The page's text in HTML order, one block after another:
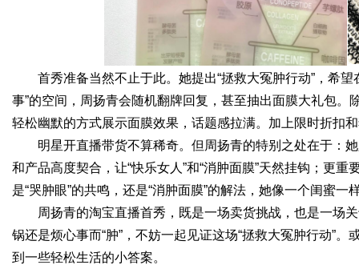
首秀准备当然不止于此。她提出“拯救大冤肿行动”，希
事”的空间，周扬青会随机翻牌回复，甚至抽出面膜大礼包。
轻松幽默的方式展示面膜效果，话题感拉满。加上限时折扣
明星开直播带货不算稀奇。但周扬青的特别之处在于：
和产品高度契合，让“快乐女人”和“消肿面膜”天然挂钩；更
是“哭肿眼”的共鸣，还是“消肿面膜”的解法，她像一个闺蜜一
周扬青的淘宝直播首秀，既是一场卖货挑战，也是一场
锅还是烦心事而“肿”，不妨一起见证这场“拯救大冤肿行动”
到一些轻松生活的小答案。